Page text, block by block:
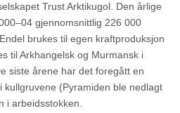
Trust Arktikugol. Den årlige
gjennomsnittlig 226 000
brukes til egen kraftproduksjon
til Arkhangelsk og Murmansk i
siste årene har det foregått en
kullgruvene (Pyramiden ble nedlagt
i arbeidsstokken.